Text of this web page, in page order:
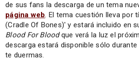
de sus fans la descarga de un tema
página web. El tema cuestión lleva por
(Cradle Of Bones)' y estará incluido en
Blood For Bloodque verá la luz el
descarga estará disponible sólo durante
te duermas.